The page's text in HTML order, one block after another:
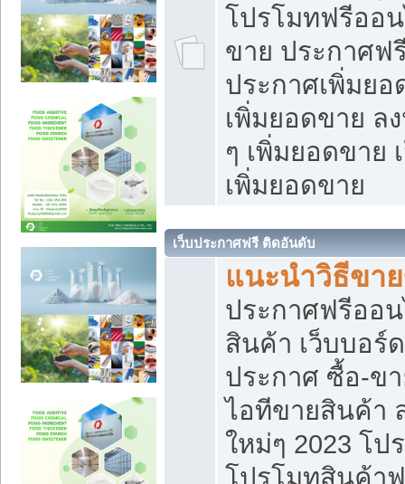
โปรโมทฟรีออ
ขาย ประกาศฟ
ประกาศเพิ่มย
เพิ่มยอดขาย ล
ๆ เพิ่มยอดขาย
เพิ่มยอดขาย
เว็บประกาศฟรี ติดอันดับ
แนะนำวิธีขา
ประกาศฟรีออ
สินค้า เว็บบอร์
ประกาศ ซื้อ-ข
ไอทีขายสินค้า
ใหม่ๆ 2023 โป
โปรโมทสินค้า